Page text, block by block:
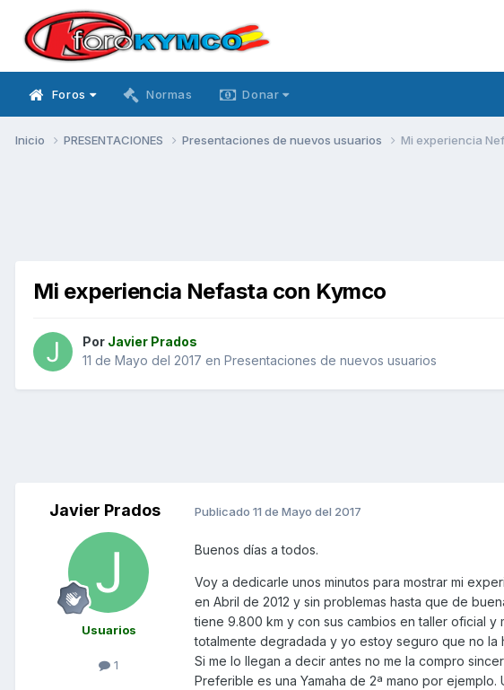
Foros Normas Donar
Inicio PRESENTACIONES Presentaciones de nuevos usuarios Mi experiencia
Mi experiencia Nefasta con Kymco
Por Javier Prados
11 de Mayo del 2017 en Presentaciones de nuevos usuarios
Javier Prados
Usuarios
1
Publicado 11 de Mayo del 2017
Buenos días a todos.
Voy a dedicarle unos minutos para mostrar mi
en Abril de 2012 y sin problemas hasta que de
tiene 9.800 km y con sus cambios en taller oficial y
totalmente degradada y yo estoy seguro que no
Si me lo llegan a decir antes no me la compro
Preferible es una Yamaha de 2ª mano por ejemplo.